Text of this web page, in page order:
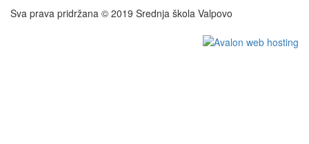
Sva prava pridržana © 2019 Srednja škola Valpovo